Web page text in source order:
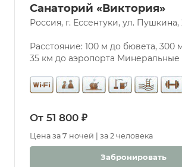
Санаторий «Виктория»
Россия, г. Ессентуки, ул. Пушкина,
Расстояние: 100 м до бювета, 300
35 км до аэропорта
От 51 800 ₽
Цена за 7 ночей | за 2 человека
Забронировать